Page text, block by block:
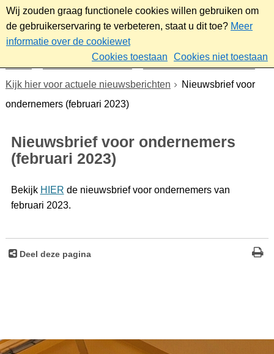
Wij zouden graag functionele cookies willen gebruiken om
de gebruikerservaring te verbeteren, staat u dit toe? Meer
informatie over de cookiewet
Cookies toestaan
Cookies niet toestaan
Werk & ondernemen
Nieuwsbrief ondernemers
Kijk hier voor actuele nieuwsberichten
Nieuwsbrief voor
ondernemers (februari 2023)
Nieuwsbrief voor ondernemers
(februari 2023)
Bekijk HIER de nieuwsbrief voor ondernemers van
februari 2023.
Deel deze pagina